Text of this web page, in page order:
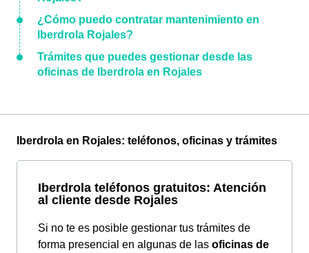
¿Cómo puedo contratar mantenimiento en
Iberdrola Rojales?
Trámites que puedes gestionar desde las
oficinas de Iberdrola en Rojales
Iberdrola en Rojales: teléfonos, oficinas y trámites
Iberdrola teléfonos gratuitos: Atención
al cliente desde Rojales
Si no te es posible gestionar tus trámites de
forma presencial en algunas de las oficinas de